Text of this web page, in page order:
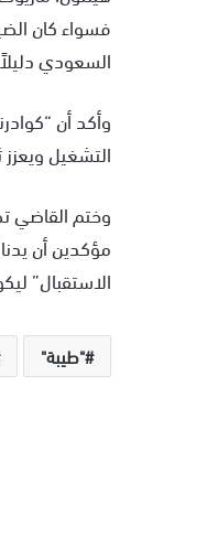
فسواء كان
السعودي
وأكد أن
التشغيل
وختم القاضي
مؤكدين أن
الاستقبال”
"طيبة"